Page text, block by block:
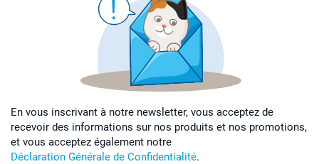
En vous inscrivant à notre newsletter, vous acceptez de
recevoir des informations sur nos produits et nos promotions,
et vous acceptez également notre
Déclaration Générale de Confidentialité.